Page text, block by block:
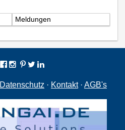
Meldungen
Datenschutz · Kontakt· AGB's